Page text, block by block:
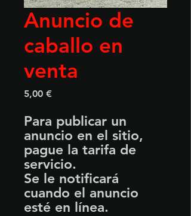
Anuncio de
caballo en
venta
5,00 €
Para publicar un
anuncio en el sitio,
pague la tarifa de
servicio.
Se le notificará
cuando el anuncio
esté en línea.